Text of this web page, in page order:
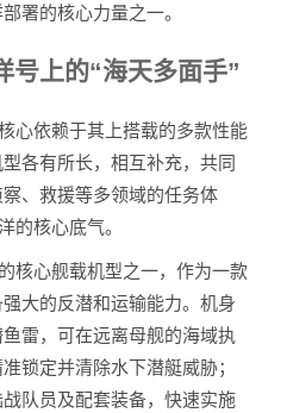
署的核心力量之一。
号上的“海天多面手”
依赖于其上搭载的多款性能
各有所长，相互补充，共同
、救援等多领域的任务体
的核心底气。
心舰载机型之一，作为一款
大的反潜和运输能力。机身
雷，可在远离母舰的海域执
锁定并清除水下潜艇威胁；
队员及配套装备，快速实施